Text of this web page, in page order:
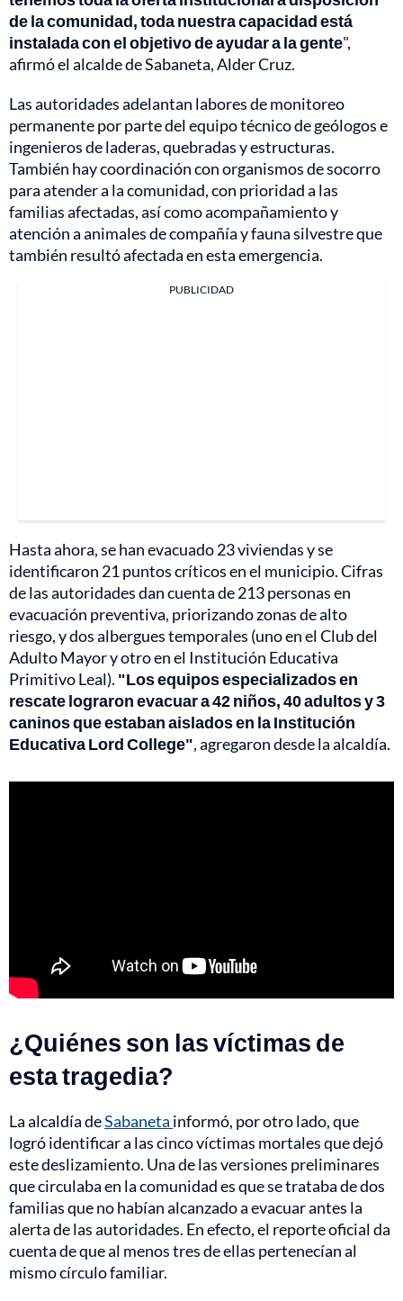
de la comunidad, toda nuestra capacidad está
instalada con el objetivo de ayudar a la gente",
afirmó el alcalde de Sabaneta, Alder Cruz.
Las autoridades adelantan labores de monitoreo
permanente por parte del equipo técnico de geólogos e
ingenieros de laderas, quebradas y estructuras.
También hay coordinación con organismos de socorro
para atender a la comunidad, con prioridad a las
familias afectadas, así como acompañamiento y
atención a animales de compañía y fauna silvestre que
también resultó afectada en esta emergencia.
PUBLICIDAD
Hasta ahora, se han evacuado 23 viviendas y se
identificaron 21 puntos críticos en el municipio. Cifras
de las autoridades dan cuenta de 213 personas en
evacuación preventiva, priorizando zonas de alto
riesgo, y dos albergues temporales (uno en el Club del
Adulto Mayor y otro en el Institución Educativa
Primitivo Leal). "Los equipos especializados en
rescate lograron evacuar a 42 niños, 40 adultos y 3
caninos que estaban aislados en la Institución
Educativa Lord College", agregaron desde la alcaldía.
¿Quiénes son las víctimas de
esta tragedia?
La alcaldía deSabaneta informó, por otro lado, que
logró identificar a las cinco víctimas mortales que dejó
este deslizamiento. Una de las versiones preliminares
que circulaba en la comunidad es que se trataba de dos
familias que no habían alcanzado a evacuar antes la
alerta de las autoridades. En efecto, el reporte oficial da
cuenta de que al menos tres de ellas pertenecían al
mismo círculo familiar.